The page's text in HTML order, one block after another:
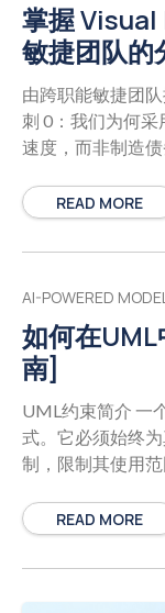
掌握
敏捷团队的
由跨职能敏捷团
刺 0：我们为何采
速度，而非制造
跟上迭代开发
同时服务于开发
工具间切换上下
员入职速度提升 3
READ MORE
AI-POWERED
如何在
南]
UML约束简介 一
式。它必须始终
制，限制其使用
UML中预定义的
正式表达式（
键洞察：约束是
READ MORE